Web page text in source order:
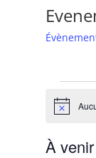
Notice
À venir